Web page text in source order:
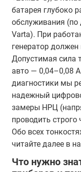
батарея глубоко
обслуживания
Varta). При
генератор
Допустимая сила
авто — 0,04–0,08
диагностики мы
надежный
замеры НРЦ
проводить строго
Обо всех
читайте далее в
Что нужно